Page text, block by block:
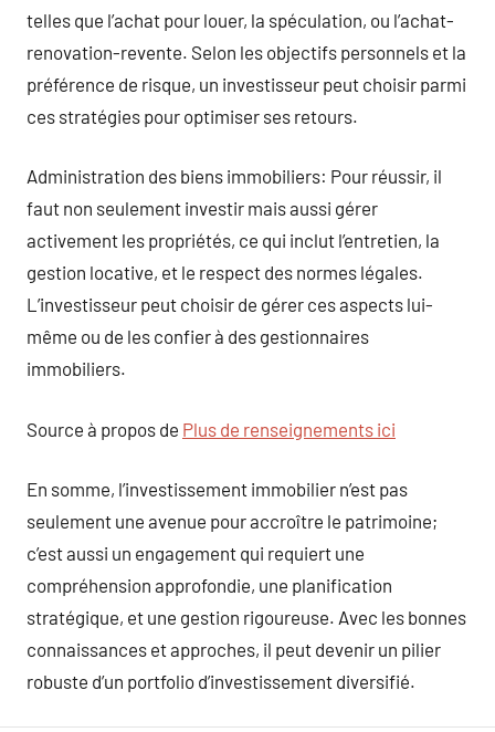
telles que l’achat pour louer, la spéculation, ou l’achat-
renovation-revente. Selon les objectifs personnels et la
préférence de risque, un investisseur peut choisir parmi
ces stratégies pour optimiser ses retours.
Administration des biens immobiliers: Pour réussir, il
faut non seulement investir mais aussi gérer
activement les propriétés, ce qui inclut l’entretien, la
gestion locative, et le respect des normes légales.
L’investisseur peut choisir de gérer ces aspects lui-
même ou de les confier à des gestionnaires
immobiliers.
Source à propos de Plus de renseignements ici
En somme, l’investissement immobilier n’est pas
seulement une avenue pour accroître le patrimoine;
c’est aussi un engagement qui requiert une
compréhension approfondie, une planification
stratégique, et une gestion rigoureuse. Avec les bonnes
connaissances et approches, il peut devenir un pilier
robuste d’un portfolio d’investissement diversifié.